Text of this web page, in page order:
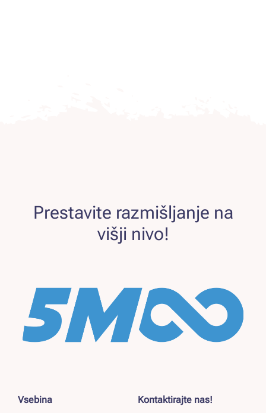
Prestavite razmišljanje na
višji nivo!
Vsebina Kontaktirajte nas!